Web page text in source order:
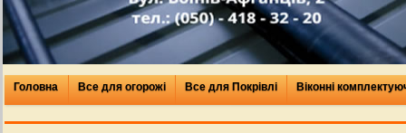
Головна Все для огорожі Все для Покрівлі Віконні